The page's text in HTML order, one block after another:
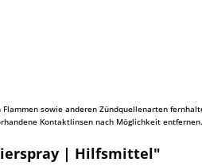
sowie anderen Zündquellenarten
Kontaktlinsen nach Möglichkeit
| Hilfsmittel"